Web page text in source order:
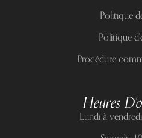
Politique
Politique
Procédure
Heures
Lundi à